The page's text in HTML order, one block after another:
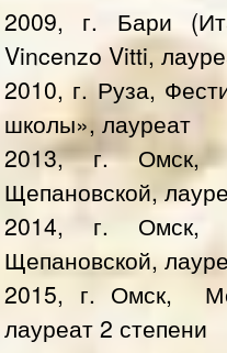
2009, г. Бари
Vincenzo Vitti,
2010, г. Руза,
школы», лауреат
2013, г.
Щепановской,
2014, г.
Щепановской, л
2015, г. Омск,
лауреат 2 степени